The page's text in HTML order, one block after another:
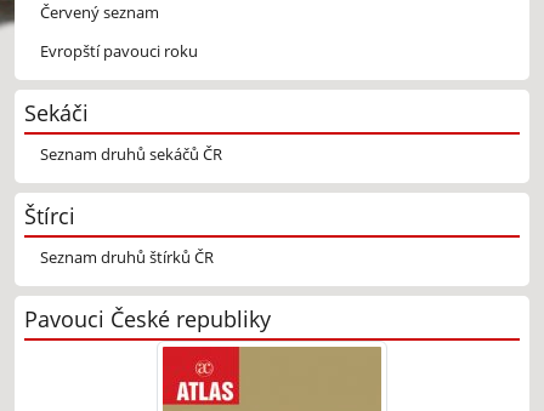
Červený seznam
Evropští pavouci roku
Sekáči
Seznam druhů sekáčů ČR
Štírci
Seznam druhů štírků ČR
Pavouci České republiky